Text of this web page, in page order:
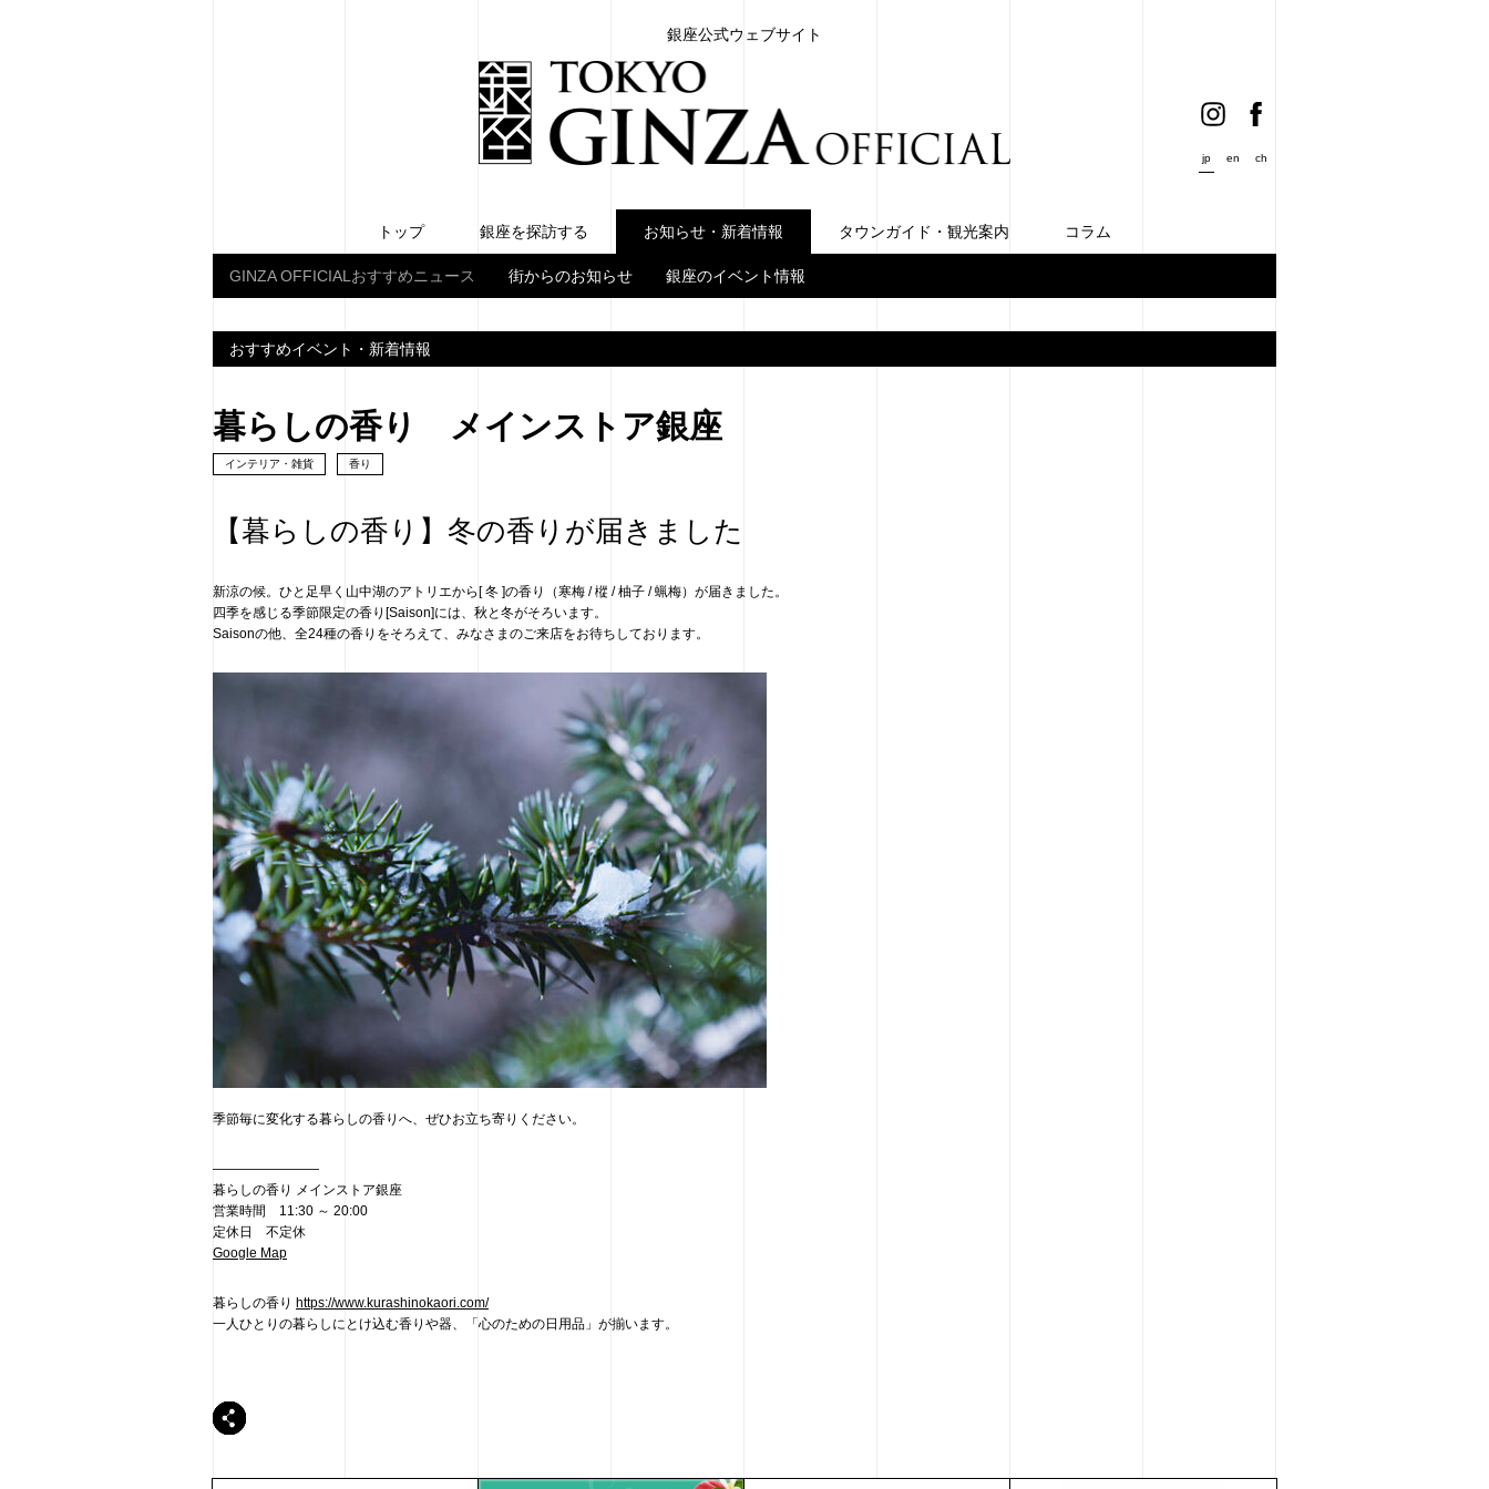
銀座公式ウェブサイト
jp en ch
トップ 銀座を探訪する お知らせ・新着情報
お知らせ・新着情報
GINZA OFFICIALおすすめニュース 街からのお知らせ 銀座のイベント情報
タウンガイド・観光案内 コラム
おすすめイベント・新着情報
暮らしの香り メインストア銀座
インテリア・雑貨 香り
【暮らしの香り】冬の香りが届きました
新涼の候。ひと足早く山中湖のアトリエから[ 冬 ]の香り（寒梅 / 樅 / 柚子 / 蝋梅）が届きました。
四季を感じる季節限定の香り[Saison]には、秋と冬がそろいます。
Saisonの他、全24種の香りをそろえて、みなさまのご来店をお待ちしております。
季節毎に変化する暮らしの香りへ、ぜひお立ち寄りください。
————————
暮らしの香り メインストア銀座
営業時間 11:30 ～ 20:00
定休日 不定休
Google Map
暮らしの香り https://www.kurashinokaori.com/
一人ひとりの暮らしにとけ込む香りや器、「心のための日用品」が揃います。